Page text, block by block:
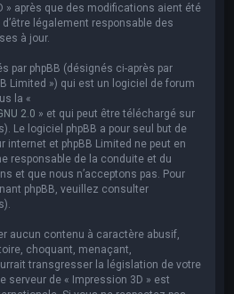
» après que des modifications aient été
légalement responsable des
à jour.
par phpBB (désignés ci-après par
Limited ») qui est un logiciel de forum
la «
2.0 » et qui peut être téléchargé sur
Le logiciel phpBB a pour seul but de
et phpBB Limited ne peut en
responsable de la conduite et du
et que nous n’acceptons pas. Pour
phpBB, veuillez consulter
aucun contenu à caractère abusif,
choquant, menaçant,
transgresser la législation de votre
serveur de « Impression 3D » est